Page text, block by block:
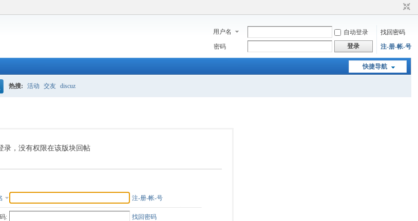
用户名 自动登录
找回密码
密码
登录 注-册-帐-号
快捷导航
热搜: 活动 交友 discuz
录，没有权限在该版块回帖
注-册-帐-号
: 找回密码